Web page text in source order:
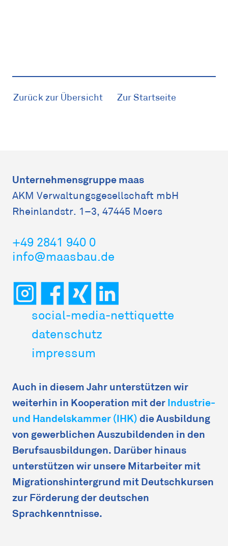
Zurück zur Übersicht Zur Startseite
Unternehmensgruppe maas
AKM Verwaltungs­gesellschaft mbH
Rheinlandstr. 1–3, 47445 Moers
+49 2841 940 0
info@maasbau.de
social-media-nettiquette
datenschutz
impressum
Auch in diesem Jahr unterstützen wir
weiterhin in Kooperation mit derIndustrie-
und Handelskammer (IHK)die Ausbildung
von gewerblichen Auszubildenden in den
Berufsausbildungen. Darüber hinaus
unterstützen wir unsere Mitarbeiter mit
Migrationshintergrund mit Deutschkursen
zur Förderung der deutschen
Sprachkenntnisse.